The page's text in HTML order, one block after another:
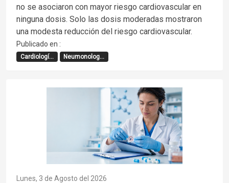
no se asociaron con mayor riesgo cardiovascular en
ninguna dosis. Solo las dosis moderadas mostraron
una modesta reducción del riesgo cardiovascular.
Publicado en :
Cardiologí... Neumonolog...
Lunes, 3 de Agosto del 2026